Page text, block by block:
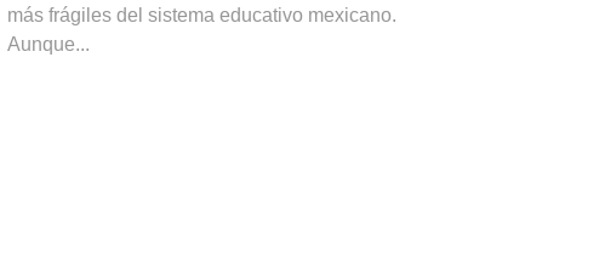
más frágiles del sistema educativo mexicano.
Aunque...